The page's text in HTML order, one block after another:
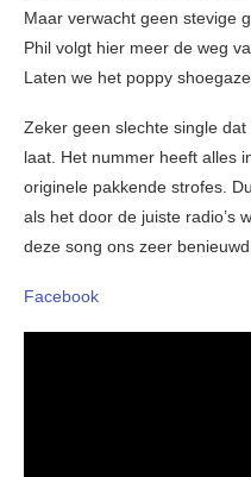
Maar verwacht geen stevige
Phil volgt hier meer de weg
Laten we het poppy
Zeker geen slechte single
laat. Het nummer heeft alles
originele pakkende strofes.
als het door de juiste radio’s
deze song ons zeer
Facebook